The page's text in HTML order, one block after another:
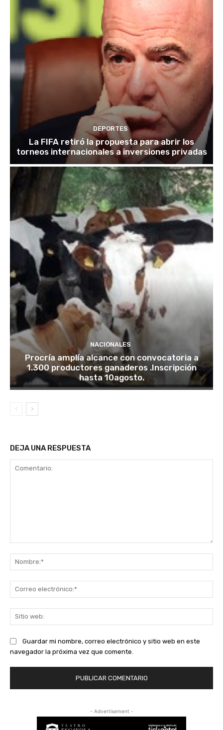
DEPORTES
La FIFA retiró la propuesta para abrir los
torneos internacionales a inversiones privadas
NACIONALES
Procría amplía alcance con convocatoria a
1.300 productores ganaderos .Inscripción
hasta 10agosto.
DEJA UNA RESPUESTA
Guardar mi nombre, correo electrónico y sitio web en este
navegador la próxima vez que comente.
- Advertisement -